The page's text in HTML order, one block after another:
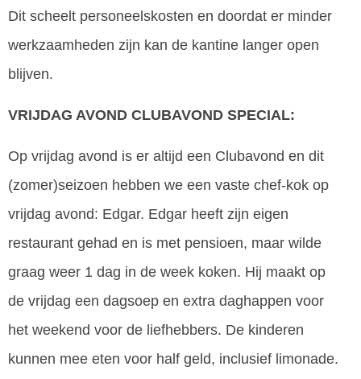
Dit scheelt personeelskosten en doordat er minder
werkzaamheden zijn kan de kantine langer open
blijven.
VRIJDAG AVOND CLUBAVOND SPECIAL:
Op vrijdag avond is er altijd een Clubavond en dit
(zomer)seizoen hebben we een vaste chef-kok op
vrijdag avond: Edgar. Edgar heeft zijn eigen
restaurant gehad en is met pensioen, maar wilde
graag weer 1 dag in de week koken. Hij maakt op
de vrijdag een dagsoep en extra daghappen voor
het weekend voor de liefhebbers. De kinderen
kunnen mee eten voor half geld, inclusief limonade.